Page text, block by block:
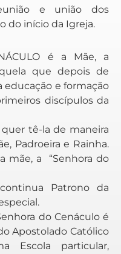
e união dos
do início da Igreja.
é a Mãe, a
que depois de
educação e formação
discípulos da
quer tê-la de maneira
Padroeira e Rainha.
mãe, a “Senhora do
Patrono da
do Cenáculo é
Apostolado Católico
Escola particular,